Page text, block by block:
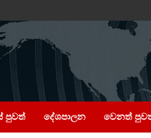
පුවත් දේශපාලන වෙනත්